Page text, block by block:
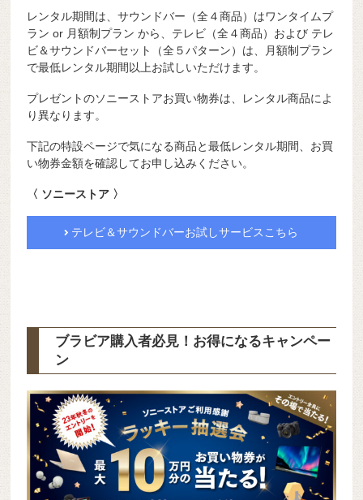
レンタル期間は、サウンドバー（全４商品）はワンタイムプ
ラン or 月額制プラン から、テレビ（全４商品）および テレ
ビ＆サウンドバーセット（全５パターン）は、月額制プラン
で最低レンタル期間以上お試しいただけます。
プレゼントのソニーストアお買い物券は、レンタル商品によ
り異なります。
下記の特設ページで気になる商品と最低レンタル期間、お買
い物券金額を確認してお申し込みください。
〈 ソニーストア 〉
テレビ＆サウンドバーお試しサービスこちら
ブラビア購入者必見！お得になるキャンペー
ン